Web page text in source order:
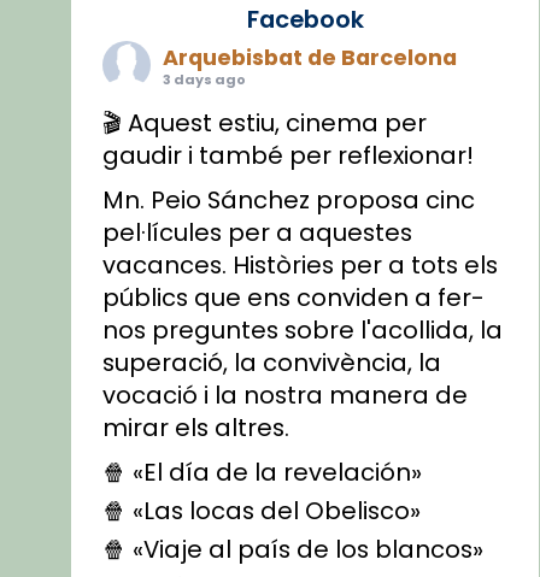
Facebook
Arquebisbat de Barcelona
3 days ago
🎬 Aquest estiu, cinema per
gaudir i també per reflexionar!
Mn. Peio Sánchez proposa cinc
pel·lícules per a aquestes
vacances. Històries per a tots els
públics que ens conviden a fer-
nos preguntes sobre l'acollida, la
superació, la convivència, la
vocació i la nostra manera de
mirar els altres.
🍿 «El día de la revelación»
🍿 «Las locas del Obelisco»
🍿 «Viaje al país de los blancos»